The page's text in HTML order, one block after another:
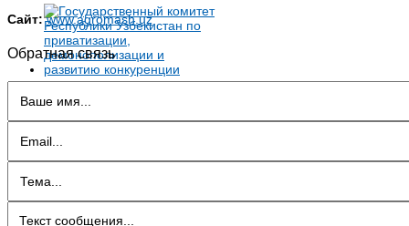
Сайт: www.agromash.uz
Обратная связь